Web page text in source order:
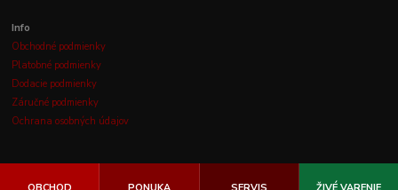
Info
Obchodné podmienky
Platobné podmienky
Dodacie podmienky
Záručné podmienky
Ochrana osobných údajov